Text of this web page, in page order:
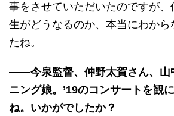
事をさせていただいたのですが、
生がどうなるのか、本当にわから
たね。
——今泉監督、仲野太賀さん、山
ニング娘。’19のコンサートを観
ね。いかがでしたか？